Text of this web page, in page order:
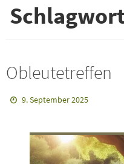
Obleutetreffen
9. September 2025